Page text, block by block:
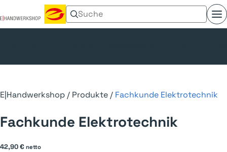
Suchen nach:
E|Handwerkshop / Produkte / Fachkunde Elektrotechnik
Fachkunde Elektrotechnik
42,90€ netto